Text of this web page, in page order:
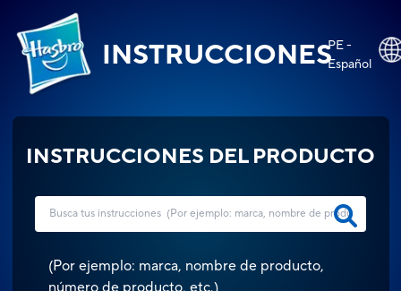
INSTRUCCIONESPE -
Español
INSTRUCCIONES DEL PRODUCTO
(Por ejemplo: marca, nombre de producto,